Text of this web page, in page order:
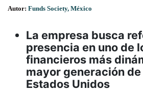
Autor: Funds Society, México
La empresa busca
presencia en uno de
financieros más
mayor generación
Estados Unidos